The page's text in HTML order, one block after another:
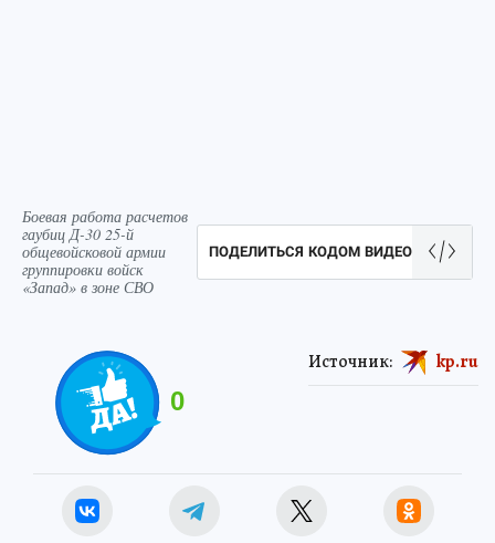
Боевая работа расчетов
гаубиц Д-30 25-й
общевойсковой армии
группировки войск
«Запад» в зоне СВО
ПОДЕЛИТЬСЯ КОДОМ ВИДЕО
0
Источник: kp.ru